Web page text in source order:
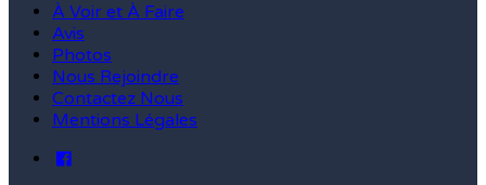
À Voir et À Faire
Avis
Photos
Nous Rejoindre
Contactez Nous
Mentions Légales